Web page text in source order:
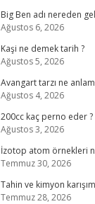
Big Ben adı nereden
Ağustos 6, 2026
Kaşi ne demek tarih ?
Ağustos 5, 2026
Avangart tarzı ne
Ağustos 4, 2026
200cc kaç perno eder ?
Ağustos 3, 2026
İzotop atom örnekleri
Temmuz 30, 2026
Tahin ve kimyon
Temmuz 28, 2026